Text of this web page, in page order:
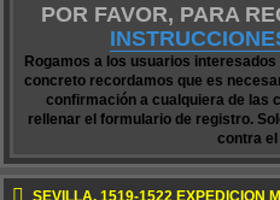
POR FAVOR, PARA
Rogamos a los usuarios
concreto recordamos que es
confirmación a cualquiera de las
rellenar el formulario de registro.
contra el